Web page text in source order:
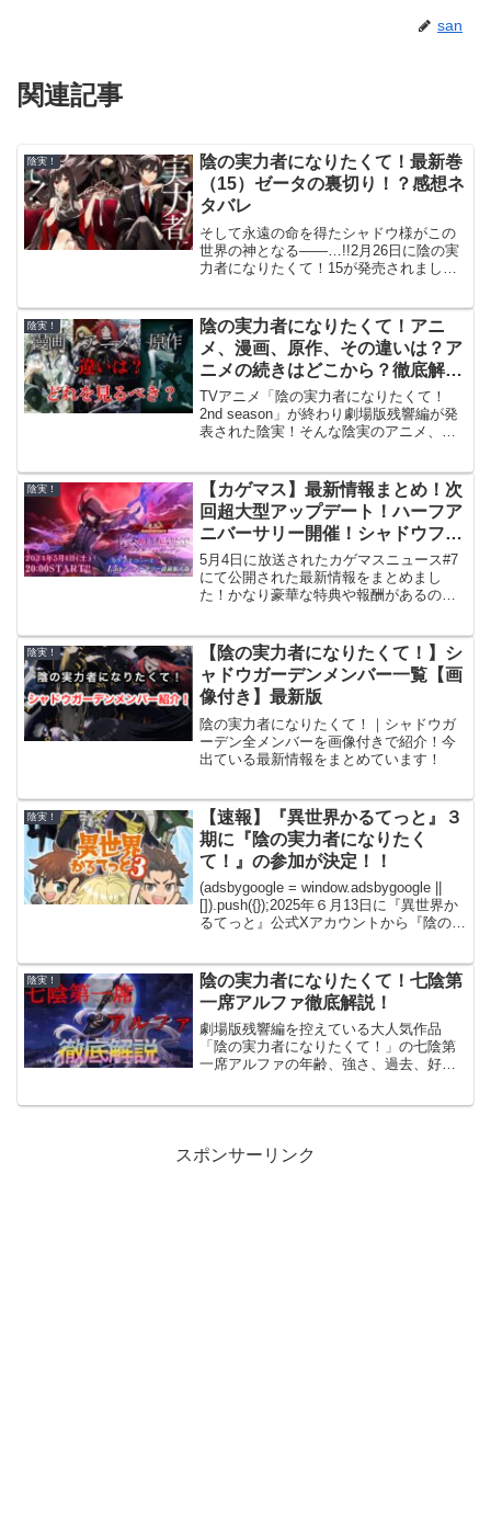
san
関連記事
陰実！
陰の実力者になりたくて！最新巻
（15）ゼータの裏切り！？感想ネ
タバレ
そして永遠の命を得たシャドウ様がこの
世界の神となる――…!!2月26日に陰の実
力者になりたくて！15が発売されまし
ない方は是非読んでみてください！ここ
からネタバレ注意です...
陰実！
陰の実力者になりたくて！アニ
メ、漫画、原作、その違いは？ア
ニメの続きはどこから？徹底解
説！
TVアニメ「陰の実力者になりたくて！
2nd season」が終わり劇場版残響編が発
表された陰実！そんな陰実のアニメ、漫
画の何巻から？原作の何巻から？陰実を
もっと楽し...
陰実！
【カゲマス】最新情報まとめ！次
回超大型アップデート！ハーフア
ニバーサリー開催！シャドウフェ
ス
5月4日に放送されたカゲマスニュース#7
にて公開された最新情報をまとめまし
た！かなり豪華な特典や報酬があるので
ベント...
陰実！
【陰の実力者になりたくて！】シ
ャドウガーデンメンバー一覧【画
像付き】最新版
陰の実力者になりたくて！｜シャドウガ
ーデン全メンバーを画像付きで紹介！今
出ている最新情報をまとめています！
陰実！
【速報】『異世界かるてっと』３
期に『陰の実力者になりたく
て！』の参加が決定！！
(adsbygoogle = window.adsbygoogle ||
[]).push({});2025年６月13日に『異世界か
るてっと』公式Xアカウントから『陰の実
陰実！
陰の実力者になりたくて！七陰第
一席アルファ徹底解説！
劇場版残響編を控えている大人気作品
「陰の実力者になりたくて！」の七陰第
一席アルファの年齢、強さ、過去、好
スポンサーリンク